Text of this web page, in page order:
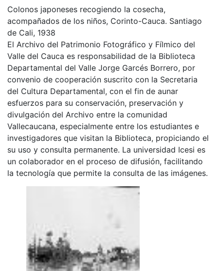
Colonos japoneses recogiendo la cosecha,
acompañados de los niños, Corinto-Cauca. Santiago
de Cali, 1938
El Archivo del Patrimonio Fotográfico y Fílmico del
Valle del Cauca es responsabilidad de la Biblioteca
Departamental del Valle Jorge Garcés Borrero, por
convenio de cooperación suscrito con la Secretaria
del Cultura Departamental, con el fin de aunar
esfuerzos para su conservación, preservación y
divulgación del Archivo entre la comunidad
Vallecaucana, especialmente entre los estudiantes e
investigadores que visitan la Biblioteca, propiciando el
su uso y consulta permanente. La universidad Icesi es
un colaborador en el proceso de difusión, facilitando
la tecnología que permite la consulta de las imágenes.